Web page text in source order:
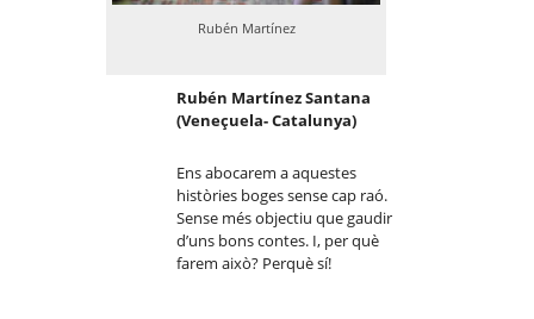
Rubén Martínez
Rubén Martínez Santana
(Veneçuela- Catalunya)
Ens abocarem a aquestes
històries boges sense cap raó.
Sense més objectiu que gaudir
d’uns bons contes. I, per què
farem això? Perquè sí!